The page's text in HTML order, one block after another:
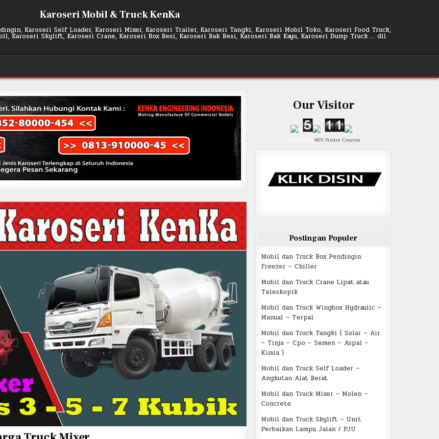
Karoseri Mobil & Truck KenKa
Karoseri Self Loader, Karoseri Mixer, Karoseri Trailer, Karoseri Tangki, Karoseri Mobil Toko, Karoseri Food Truck,
Karoseri Skylift, Karoseri Crane, Karoseri Box Besi, Karoseri Bak Besi, Karoseri Bak Kayu, Karoseri Dump Truck … dll
Our Visitor
WPS Visitor Counter
Postingan Populer
Mobil dan Truck Box Pendingin
Freezer – Chiller
Mobil dan Truck Crane Lipat atau
Teleskopik
Mobil dan Truck Wingbox Hydraulic –
Manual – Terpal
Mobil dan Truck Tangki { Solar – Air
– Tinja – Cpo – Semen – Aspal –
Kimia }
Mobil dan Truck Self Loader –
Angkutan Alat Berat
Mobil dan Truck Mixer – Molen –
Concrete
Mobil dan Truck Skylift – Unit
Perbaikan Lampu Jalan / PJU